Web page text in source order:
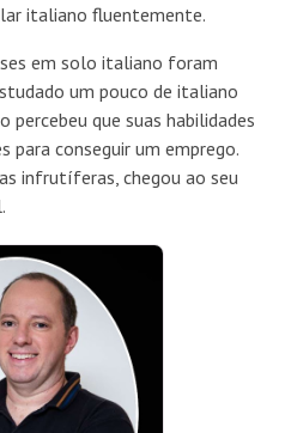
italiano fluentemente.
em solo italiano foram
um pouco de italiano
percebeu que suas habilidades
para conseguir um emprego.
infrutíferas, chegou ao seu